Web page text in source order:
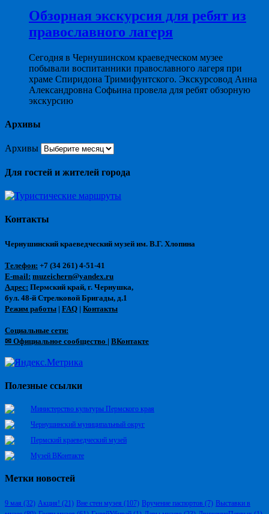
Обзорная экскурсия для ребят из
православного лагеря
Сегодня в Чернушинском краеведческом музее
побывали воспитанники православного лагеря при
храме Спиридона Тримифунтского. Экскурсовод Анна
Александровна Софьина провела для ребят обзорную
экскурсию
Архивы
Архивы
Для гостей и жителей города
Контакты
Чернушинский краеведческий музей им. В.Г. Хлопина
Телефон: +7 (34 261) 4-51-41
E-mail: muzeichern@yandex.ru
Адрес: Пермский край, г. Чернушка,
бул. 48-й Стрелковой Бригады, д.1
Режим работы | FAQ | Контакты
Социальные сети:
✉ Официальное сообщество | ВКонтакте
Полезные ссылки
Министерство культуры Пермского края
Чернушинский муниципальный округ
Пермский краеведческий музей
Музей ВКонтакте
Метки новостей
9 мая (32) Акция! (21) Вне стен музея (107) Вручение паспортов (7) Выставки в